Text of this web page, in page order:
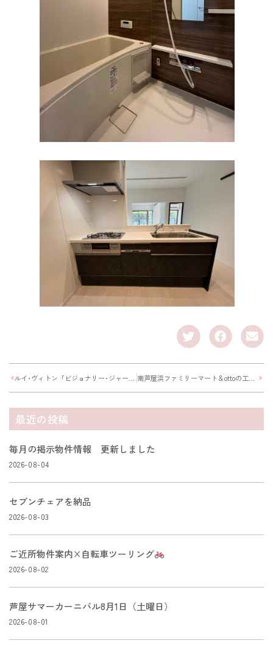
南芦屋浜ファミリーマート＆ottoの工事の様子
最近の投稿
毎月の掲示物件情報 更新しました
2026-08-04
セブンチェアを納品
2026-08-03
ご近所物件案内×自転車ツーリング
2026-08-02
芦屋サマーカーニバル8月1日（土曜日）
2026-08-01